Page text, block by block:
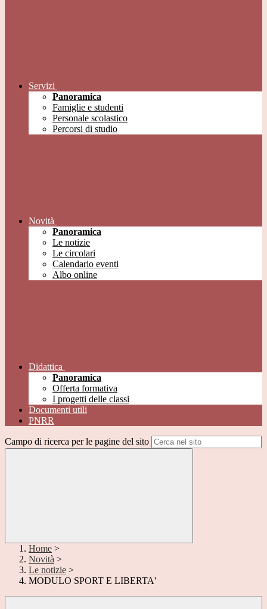
Servizi
Panoramica
Famiglie e studenti
Personale scolastico
Percorsi di studio
Novità
Panoramica
Le notizie
Le circolari
Calendario eventi
Albo online
Didattica
Panoramica
Offerta formativa
I progetti delle classi
Documenti utili
PNRR
Campo di ricerca per le pagine del sito
Home >
Novità >
Le notizie >
MODULO SPORT E LIBERTA'